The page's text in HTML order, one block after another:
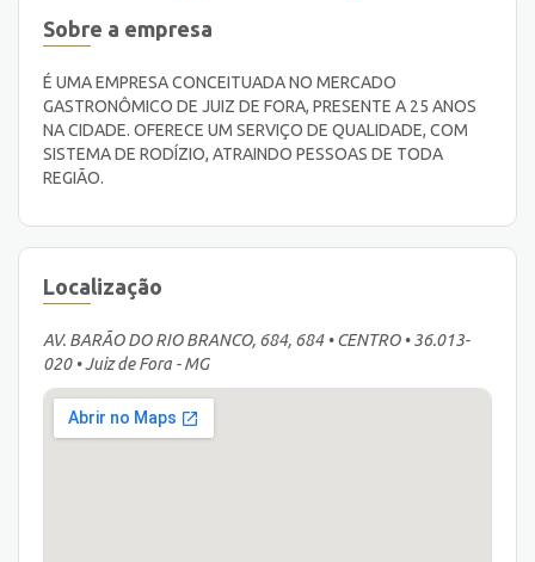
Sobre a empresa
É UMA EMPRESA CONCEITUADA NO MERCADO
GASTRONÔMICO DE JUIZ DE FORA, PRESENTE A 25 ANOS
NA CIDADE. OFERECE UM SERVIÇO DE QUALIDADE, COM
SISTEMA DE RODÍZIO, ATRAINDO PESSOAS DE TODA
REGIÃO.
Localização
AV. BARÃO DO RIO BRANCO, 684, 684 • CENTRO • 36.013-
020 • Juiz de Fora - MG